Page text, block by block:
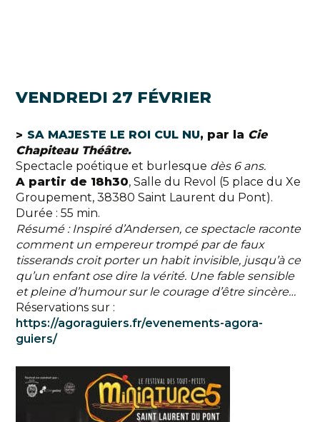
VENDREDI 27 FÉVRIER
SA MAJESTE LE ROI CUL NU, par la Cie
Chapiteau Théâtre.
Spectacle poétique et burlesque dès 6 ans.
A partir de 18h30, Salle du Revol (5 place du Xe
Groupement, 38380 Saint Laurent du Pont).
Durée : 55 min.
Résumé : Inspiré d’Andersen, ce spectacle raconte
comment un empereur trompé par de faux
tisserands croit porter un habit invisible, jusqu’à ce
qu’un enfant ose dire la vérité. Une fable sensible
et pleine d’humour sur le courage d’être sincère…
Réservations sur :
https://agoraguiers.fr/evenements-agora-
guiers/